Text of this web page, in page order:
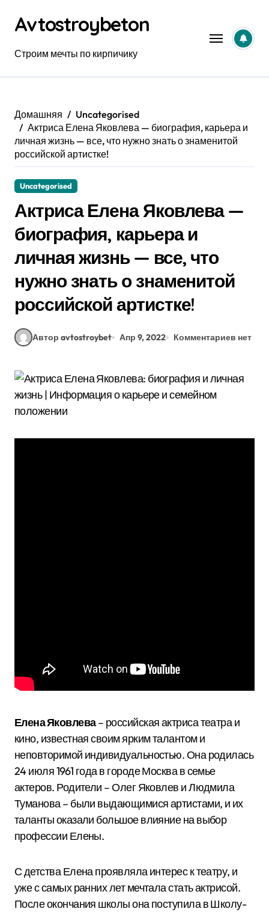
содержанию
Avtostroybeton
Строим мечты по кирпичику
Домашняя
Uncategorised
Актриса Елена Яковлева — биография, карьера и
личная жизнь — все, что нужно знать о знаменитой
российской артистке!
Uncategorised
Актриса Елена Яковлева —
биография, карьера и
личная жизнь — все, что
нужно знать о знаменитой
российской артистке!
Автор avtostroybet Апр 9, 2022 Комментариев нет
Елена Яковлева– российская актриса театра и
кино, известная своим ярким талантом и
неповторимой индивидуальностью. Она родилась
24 июля 1961 года в городе Москва в семье
актеров. Родители – Олег Яковлев и Людмила
Туманова – были выдающимися артистами, и их
таланты оказали большое влияние на выбор
профессии Елены.
С детства Елена проявляла интерес к театру, и
уже с самых ранних лет мечтала стать актрисой.
После окончания школы она поступила в Школу-